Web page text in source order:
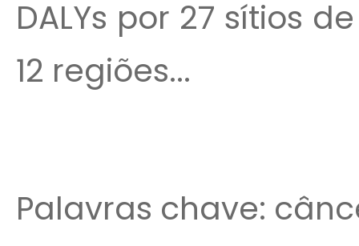
DALYs por 27 sítios
12 regiões...
Palavras chave: